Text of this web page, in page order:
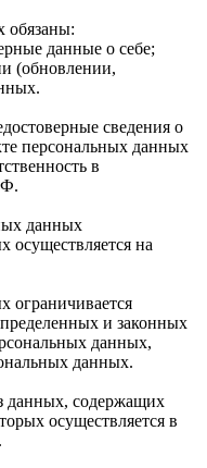
обязаны:
данные о себе;
(обновлении,
сведения о
персональных данных
в
данных
осуществляется на
ограничивается
и законных
данных,
данных.
данных, содержащих
осуществляется в